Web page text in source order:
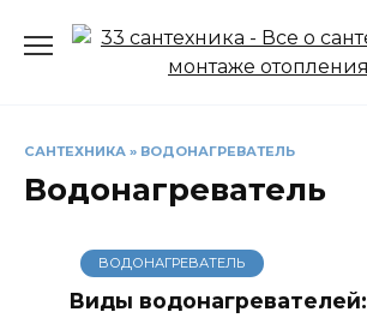
САНТЕХНИКА » ВОДОНАГРЕВАТЕЛЬ
Водонагреватель
ВОДОНАГРЕВАТЕЛЬ
Виды водонагревателей: